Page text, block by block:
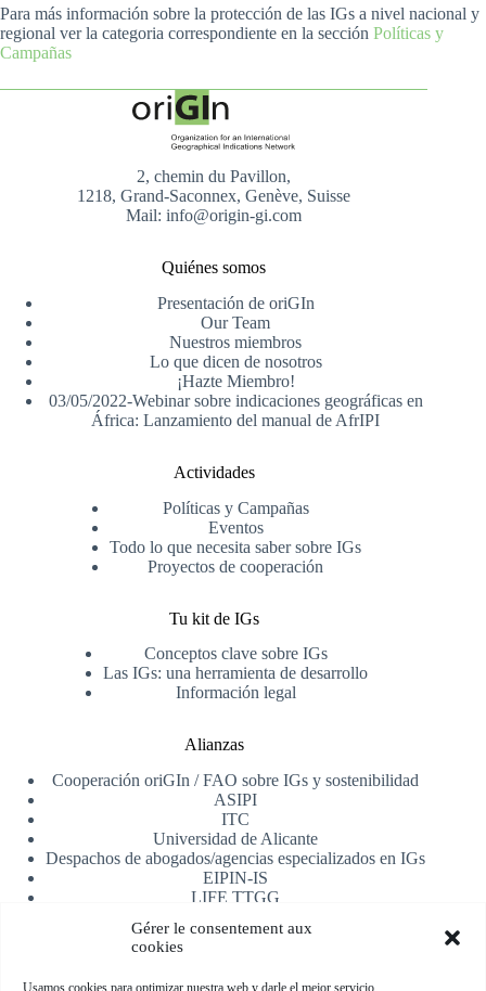
Gérer le consentement aux
cookies
Usamos cookies para optimizar nuestra web y darle el mejor servicio.
Para más información sobre la protección de las IGs a nivel nacional y
regional ver la categoria correspondiente en la sección Políticas y
Campañas
2, chemin du Pavillon,
1218, Grand-Saconnex, Genève, Suisse
Mail: info@origin-gi.com
Quiénes somos
Presentación de oriGIn
Our Team
Nuestros miembros
Lo que dicen de nosotros
¡Hazte Miembro!
03/05/2022-Webinar sobre indicaciones geográficas en
África: Lanzamiento del manual de AfrIPI
Actividades
Políticas y Campañas
Eventos
Todo lo que necesita saber sobre IGs
Proyectos de cooperación
Tu kit de IGs
Conceptos clave sobre IGs
Las IGs: una herramienta de desarrollo
Información legal
Alianzas
Cooperación oriGIn / FAO sobre IGs y sostenibilidad
ASIPI
ITC
Universidad de Alicante
Despachos de abogados/agencias especializados en IGs
EIPIN-IS
LIFE TTGG